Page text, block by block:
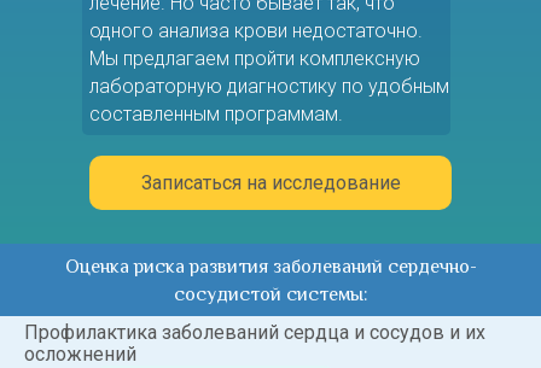
одного анализа крови недостаточно.
Мы предлагаем пройти комплексную
лабораторную диагностику по удобным
составленным программам.
Записаться на исследование
Оценка риска развития заболеваний сердечно-
сосудистой системы:
Профилактика заболеваний сердца и сосудов и их
осложнений